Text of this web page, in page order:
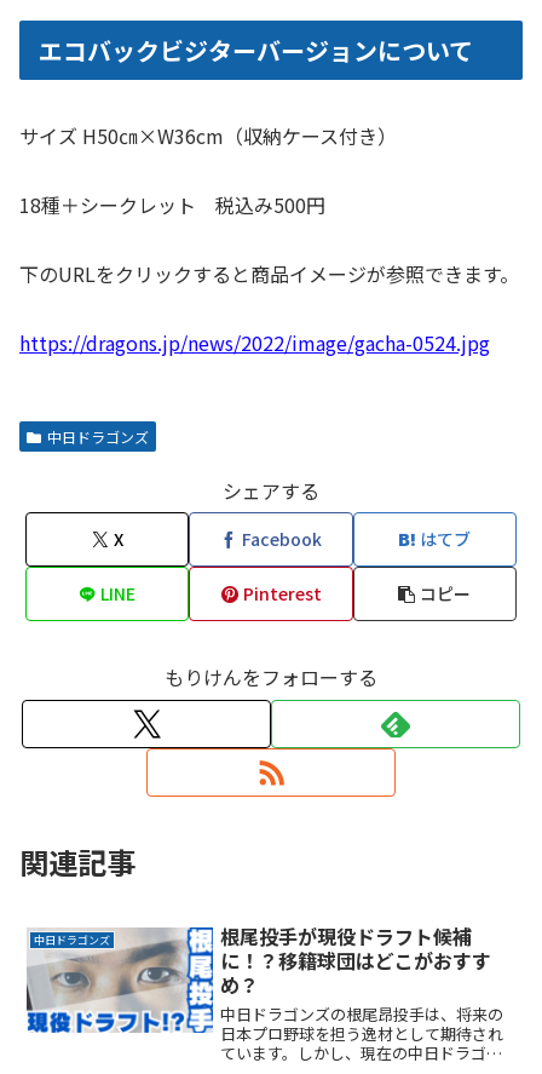
エコバックビジターバージョンについて
サイズ H50㎝×W36cm（収納ケース付き）
18種＋シークレット 税込み500円
下のURLをクリックすると商品イメージが参照できます。
https://dragons.jp/news/2022/image/gacha-0524.jpg
中日ドラゴンズ
シェアする
X Facebook はてブ
LINE Pinterest コピー
もりけんをフォローする
関連記事
中日ドラゴンズ
根尾投手が現役ドラフト候補
に！？移籍球団はどこがおすす
め？
中日ドラゴンズの根尾昂投手は、将来の
日本プロ野球を担う逸材として期待され
ています。しかし、現在の中日ドラゴン